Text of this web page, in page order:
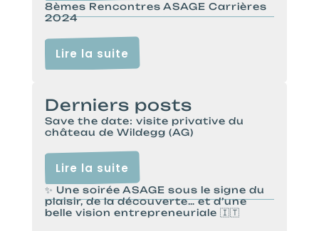
8èmes Rencontres ASAGE Carrières
2024
Lire la suite
Derniers posts
Save the date: visite privative du
château de Wildegg (AG)
Lire la suite
✨ Une soirée ASAGE sous le signe du
plaisir, de la découverte… et d’une
belle vision entrepreneuriale 🇮🇹